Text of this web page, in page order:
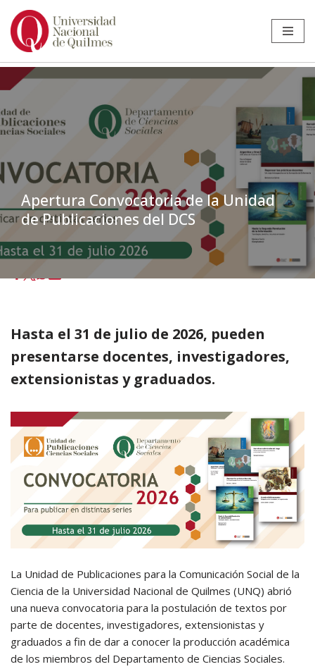
Ir
contenido
Apertura Convocatoria de la Unidad
de Publicaciones del DCS
Apertura Convocatoria de la Unidad
de Publicaciones del DCS
Hasta el 31 de julio de 2026, pueden
presentarse docentes, investigadores,
extensionistas y graduados.
La Unidad de Publicaciones para la Comunicación Social de la
Ciencia de la Universidad Nacional de Quilmes (UNQ) abrió
una nueva convocatoria para la postulación de textos por
parte de docentes, investigadores, extensionistas y
graduados a fin de dar a conocer la producción académica
de los miembros del Departamento de Ciencias Sociales.